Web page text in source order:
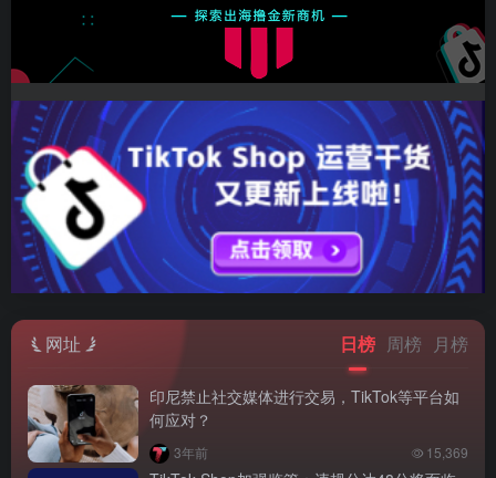
网址 日榜 周榜 月榜
印尼禁止社交媒体进行交易，TikTok等平台如
何应对？
3年前 15,369